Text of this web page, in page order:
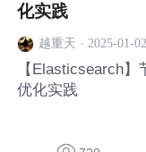
化实践
越重天 · 2025-01-02
【Elasticsearch
优化实践